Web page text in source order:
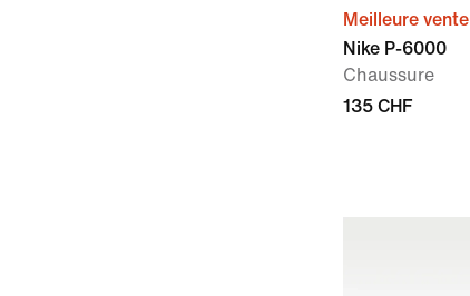
Meilleure vente
Nike P-6000
Chaussure
135 CHF